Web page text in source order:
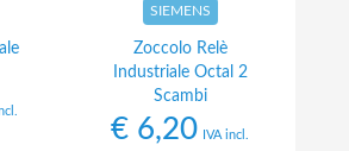
SIEMENS
Zoccolo Relè
Industriale Octal 2
Scambi
€ 6,20 IVA incl.